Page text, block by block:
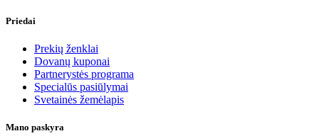
Priedai
Prekių ženklai
Dovanų kuponai
Partnerystės programa
Specialūs pasiūlymai
Svetainės žemėlapis
Mano paskyra